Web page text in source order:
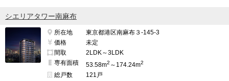
シエリアタワー南麻布
所在地
東京都港区南麻布３-145-3
価格
未定
間取
2LDK～3LDK
専有面積
53.58m2 ～174.24m2
総戸数
121戸